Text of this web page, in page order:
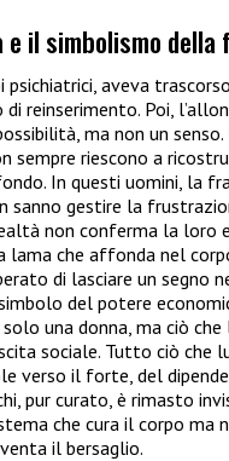
il simbolismo della
psichiatrici, aveva
reinserimento. Poi,
ma non un
sempre riescono a
In questi uomini, la
gestire la
non conferma la loro
lama che affonda nel
di lasciare un segno
del potere
una donna, ma ciò
sociale. Tutto ciò che
verso il forte, del
pur curato, è rimasto
che cura il corpo ma
il bersaglio.